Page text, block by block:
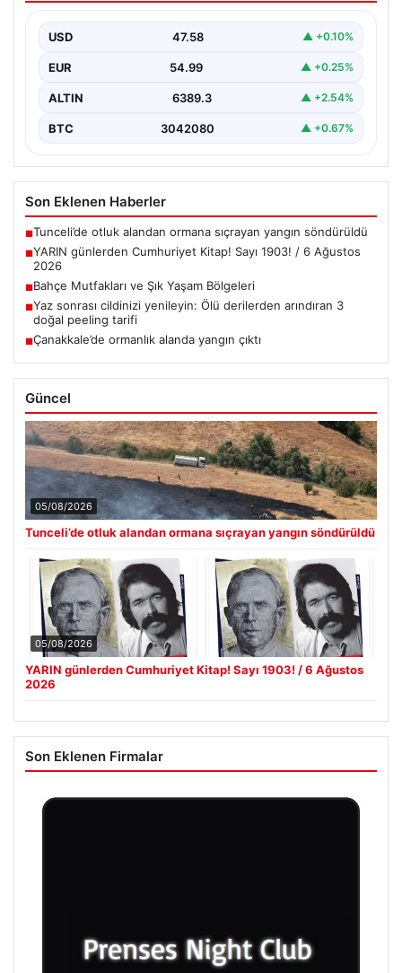
USD 47.58 ▲ +0.10%
EUR 54.99 ▲ +0.25%
ALTIN 6389.3 ▲ +2.54%
BTC 3042080 ▲ +0.67%
Son Eklenen Haberler
■Tunceli’de otluk alandan ormana sıçrayan yangın söndürüldü
■YARIN günlerden Cumhuriyet Kitap! Sayı 1903! / 6 Ağustos
2026
■Bahçe Mutfakları ve Şık Yaşam Bölgeleri
■Yaz sonrası cildinizi yenileyin: Ölü derilerden arındıran 3
doğal peeling tarifi
■Çanakkale’de ormanlık alanda yangın çıktı
Güncel
05/08/2026
Tunceli’de otluk alandan ormana sıçrayan yangın söndürüldü
05/08/2026
YARIN günlerden Cumhuriyet Kitap! Sayı 1903! / 6 Ağustos
2026
Son Eklenen Firmalar